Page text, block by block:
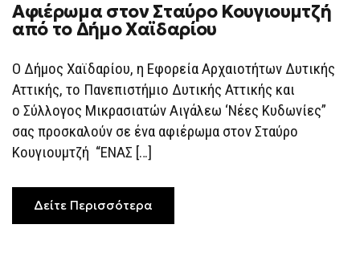
Αφιέρωμα στον Σταύρο Κουγιουμτζή
από το Δήμο Χαϊδαρίου
Ο Δήμος Χαϊδαρίου, η Εφορεία Αρχαιοτήτων Δυτικής
Αττικής, το Πανεπιστήμιο Δυτικής Αττικής και
ο Σύλλογος Μικρασιατών Αιγάλεω ‘Νέες Κυδωνίες”
σας προσκαλούν σε ένα αφιέρωμα στον Σταύρο
Κουγιουμτζή “ΕΝΑΣ […]
Δείτε Περισσότερα